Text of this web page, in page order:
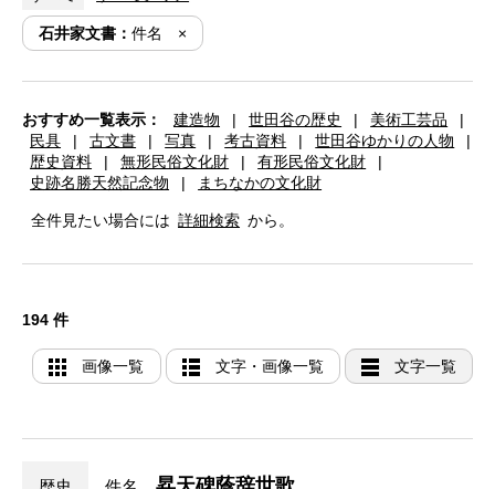
石井家文書：件名
おすすめ一覧表示： 建造物 | 世田谷の歴史 | 美術工芸品
|
民具
| 古文書 | 写真 | 考古資料 | 世田谷ゆかりの人物
|
歴史資料
| 無形民俗文化財 | 有形民俗文化財
|
史跡名勝天然記念物
| まちなかの文化財
全件見たい場合には 詳細検索 から。
194 件
画像一覧 文字・画像一覧 文字一覧